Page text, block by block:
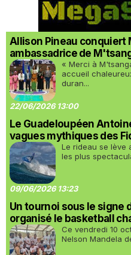
Allison Pineau conquiert
ambassadrice de
« Merci à
accueil
duran...
22/06/2026 13:00
Le Guadeloupéen
vagues mythiques des
Le rideau se lève
les plus
09/06/2026 13:23
Un tournoi sous le signe
organisé le basketball
Ce vendredi 10
Nelson Mandela